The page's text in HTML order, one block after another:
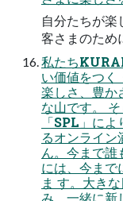
自分たちが楽
客さまのため
私たち
い価値をつく
楽しさ、豊か
な山です。
「SPL」に
るオンライ
ん。今まで誰
には、今まで
ま す。大き
み、一緒に新